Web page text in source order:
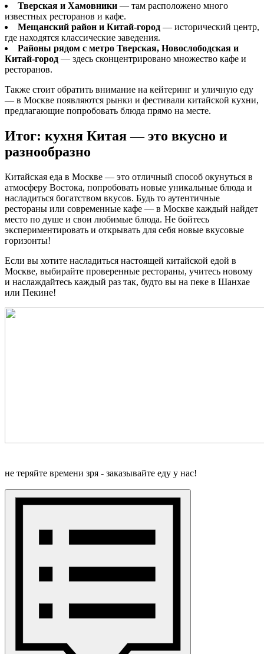
Тверская и Хамовники — там расположено много
известных ресторанов и кафе.
Мещанский район и Китай-город — исторический центр,
где находятся классические заведения.
Районы рядом с метро Тверская, Новослободская и
Китай-город — здесь сконцентрировано множество кафе и
ресторанов.
Также стоит обратить внимание на кейтеринг и уличную еду
— в Москве появляются рынки и фестивали китайской кухни,
предлагающие попробовать блюда прямо на месте.
Итог: кухня Китая — это вкусно и
разнообразно
Китайская еда в Москве — это отличный способ окунуться в
атмосферу Востока, попробовать новые уникальные блюда и
насладиться богатством вкусов. Будь то аутентичные
рестораны или современные кафе — в Москве каждый найдет
место по душе и свои любимые блюда. Не бойтесь
экспериментировать и открывать для себя новые вкусовые
горизонты!
Если вы хотите насладиться настоящей китайской едой в
Москве, выбирайте проверенные рестораны, учитесь новому
и наслаждайтесь каждый раз так, будто вы на пеке в Шанхае
или Пекине!
не теряйте времени зря - заказывайте еду у нас!